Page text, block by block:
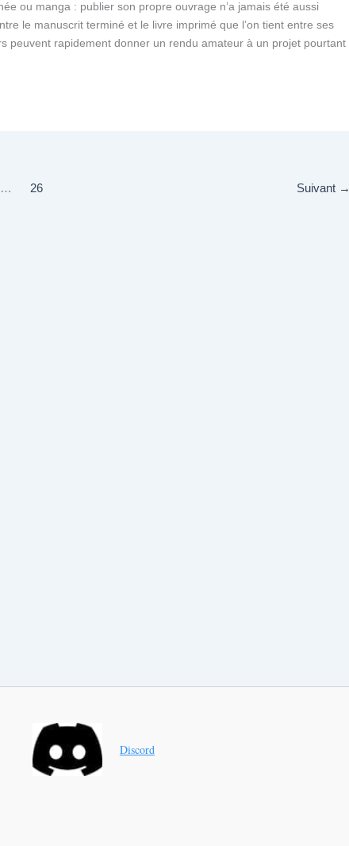
ou manga : publier son propre ouvrage n’a jamais été aussi
le manuscrit terminé et le livre imprimé que l’on tient entre ses
peuvent rapidement donner un rendu amateur à un projet pourtant
… 26 Suivant →
Discord